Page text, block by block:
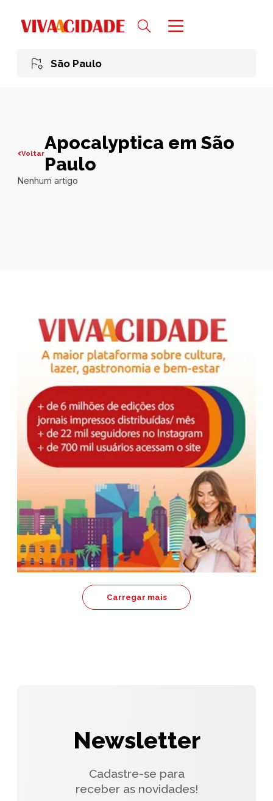
São Paulo
VoltarApocalyptica em São
Paulo
Nenhum artigo
Carregar mais
Newsletter
Cadastre-se para
receber as novidades!